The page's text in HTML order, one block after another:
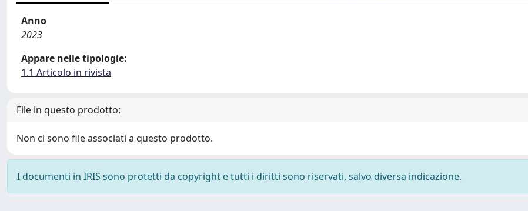
Anno
2023
Appare nelle tipologie:
1.1 Articolo in rivista
File in questo prodotto:
Non ci sono file associati a questo prodotto.
I documenti in IRIS sono protetti da copyright e tutti i diritti sono riservati, salvo diversa indicazione.